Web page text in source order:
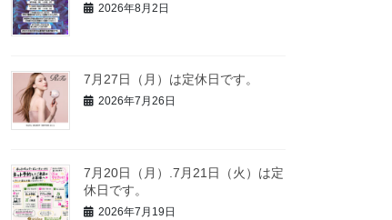
2026年8月2日
7月27日（月）は定休日です。
2026年7月26日
7月20日（月）.7月21日（火）は定
休日です。
2026年7月19日